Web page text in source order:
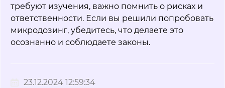
требуют изучения, важно помнить о рисках и
ответственности. Если вы решили попробовать
микродозинг, убедитесь, что делаете это
осознанно и соблюдаете законы.
23.12.2024 12:59:34